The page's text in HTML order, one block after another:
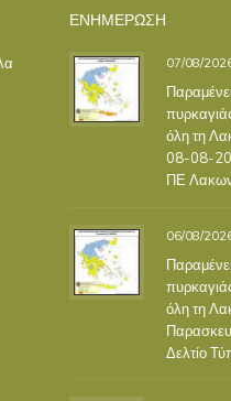
ΕΝΗΜΕΡΩΣΗ
07/08/
όλη τη
08-08-
ΠΕ
06/08/
όλη τη
Δελτίο